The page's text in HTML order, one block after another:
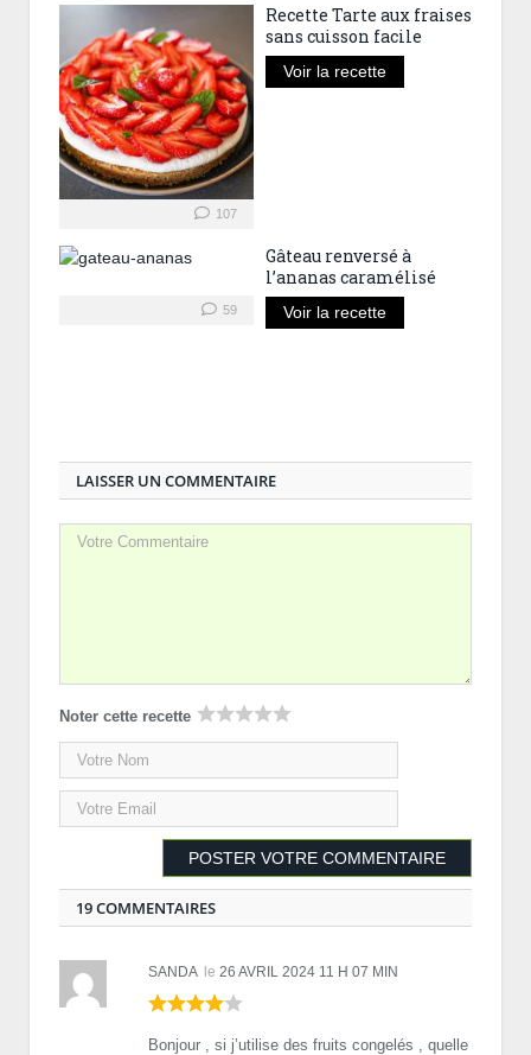
107
Recette Tarte aux fraises
sans cuisson facile
Voir la recette
59
Gâteau renversé à
l’ananas caramélisé
Voir la recette
LAISSER UN COMMENTAIRE
Noter cette recette
19 COMMENTAIRES
SANDA le 26 AVRIL 2024 11 H 07 MIN
Bonjour , si j’utilise des fruits congelés , quelle